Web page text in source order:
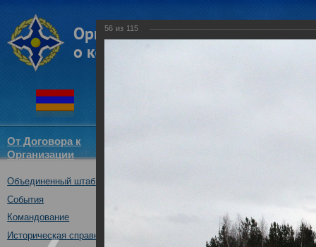
От Договора к
Организации
Объединенный штаб ОДКБ
События
Командование
Историческая справка
56 из 115